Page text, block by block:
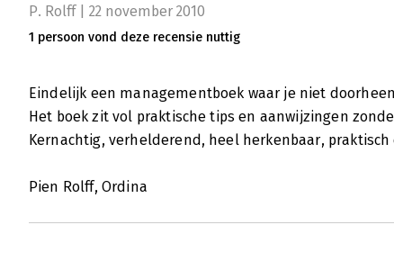
P. Rolff | 22 november 2010
1 persoon vond deze recensie nuttig
Eindelijk een managementboek waar je niet
Het boek zit vol praktische tips en aanwijzingen
Kernachtig, verhelderend, heel herkenbaar,
Pien Rolff, Ordina